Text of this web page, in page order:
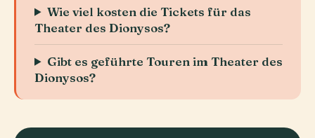
Wie viel kosten die Tickets für das
Theater des Dionysos?
Gibt es geführte Touren im Theater des
Dionysos?